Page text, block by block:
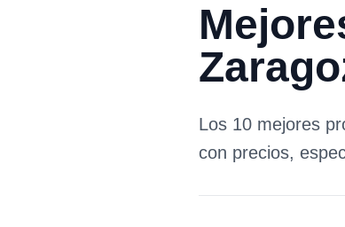
Los 10 mejores
con precios,